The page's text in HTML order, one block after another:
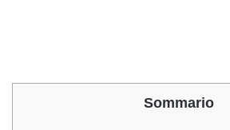
Sommario